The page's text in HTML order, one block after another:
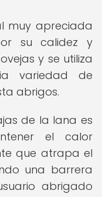
muy apreciada
su calidez y
y se utiliza
variedad de
abrigos.
de la lana es
el calor
que atrapa el
una barrera
abrigado